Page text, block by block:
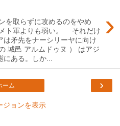
›
取らずに攻めるのをやめ
軍よりも弱い。 それだけ
矛先をナーシリーヤに向け
城邑 アルムドゥヌ ） はアジ
にある。しか...
›
ーム
ジョンを表示